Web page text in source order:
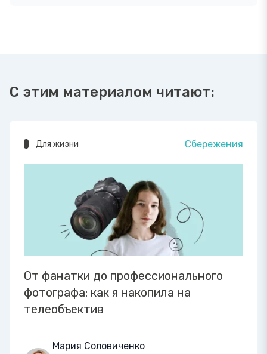
С этим материалом читают:
Для жизни Сбережения
От фанатки до профессионального
фотографа: как я накопила на
телеобъектив
Мария Соловиченко